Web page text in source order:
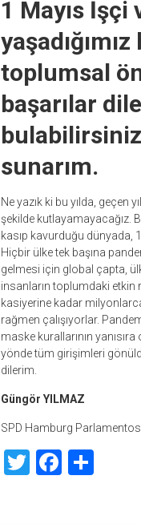
1 Mayıs İşçi
toplumsal
başarılar
sunarım.
Ne yazık ki bu yılda, geçen
şekilde kutlayamayacağız.
kasıp kavurduğu dünyada,
Hiçbir ülke tek başına
gelmesi için global çapta,
insanların toplumdaki etkin
kasiyerine kadar
rağmen çalışıyorlar.
maske kurallarının
yönde tüm girişimleri
dilerim.
Güngör YILMAZ
SPD Hamburg
Twitter